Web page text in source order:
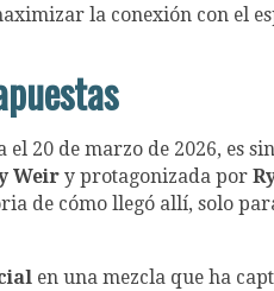
la conexión con el
el 20 de marzo de 2026, es
Weiry protagonizada por
de cómo llegó allí, solo
en una mezcla que ha